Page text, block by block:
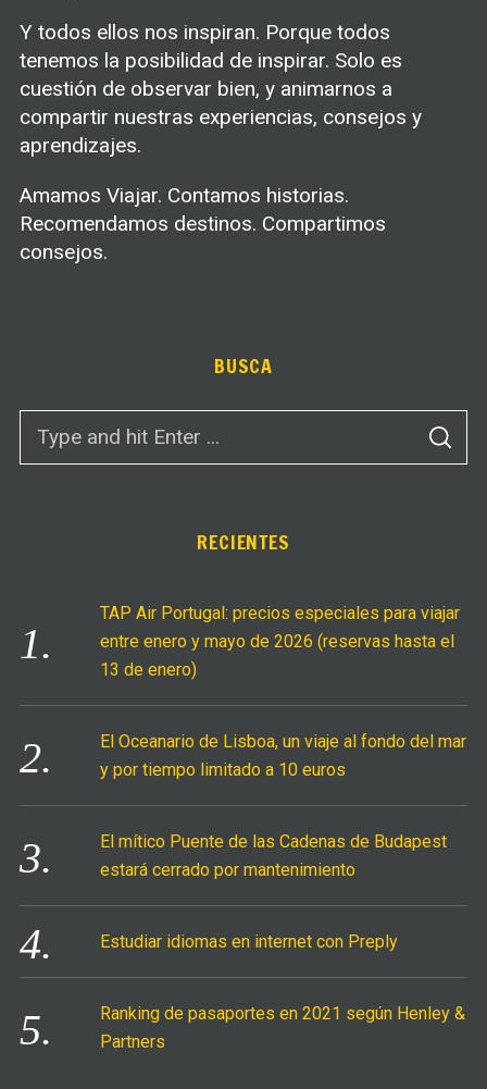
Y todos ellos nos inspiran. Porque todos
tenemos la posibilidad de inspirar. Solo es
cuestión de observar bien, y animarnos a
compartir nuestras experiencias, consejos y
aprendizajes.
Amamos Viajar. Contamos historias.
Recomendamos destinos. Compartimos
consejos.
BUSCA
S
A
RECIENTES
TAP Air Portugal: precios especiales para viajar
entre enero y mayo de 2026 (reservas hasta el
13 de enero)
El Oceanario de Lisboa, un viaje al fondo del mar
y por tiempo limitado a 10 euros
El mítico Puente de las Cadenas de Budapest
estará cerrado por mantenimiento
Estudiar idiomas en internet con Preply
Ranking de pasaportes en 2021 según Henley &
Partners